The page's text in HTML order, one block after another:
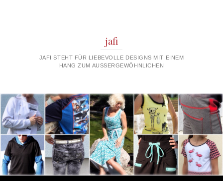
jafi
JAFI STEHT FÜR LIEBEVOLLE DESIGNS MIT EINEM
HANG ZUM AUSSERGEWÖHNLICHEN